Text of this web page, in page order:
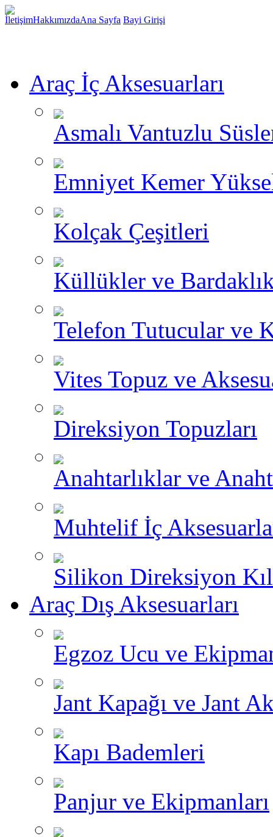
İletişimHakkımızdaAna Sayfa Bayi Girişi
Araç İç Aksesuarları
Asmalı Vantuzlu
Emniyet Kemer
Kolçak Çeşitleri
Küllükler ve
Telefon Tutucular ve
Vites Topuz ve
Direksiyon Topuzları
Anahtarlıklar ve
Muhtelif İç
Silikon Direksiyon
Araç Dış Aksesuarları
Egzoz Ucu ve
Jant Kapağı ve Jant
Kapı Bademleri
Panjur ve Ekipmanları